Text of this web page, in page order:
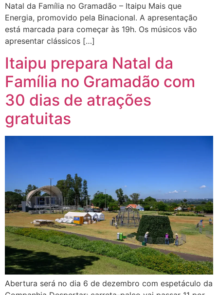
Natal da Família no Gramadão – Itaipu Mais que
Energia, promovido pela Binacional. A apresentação
está marcada para começar às 19h. Os músicos vão
apresentar clássicos […]
Itaipu prepara Natal da
Família no Gramadão com
30 dias de atrações
gratuitas
Abertura será no dia 6 de dezembro com espetáculo da